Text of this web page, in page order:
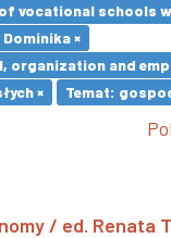
vocational schools
×
and
× Temat:
/ ed. Renata